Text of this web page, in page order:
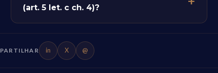
(art. 5 let. c ch. 4)?
PARTILHAR in X @